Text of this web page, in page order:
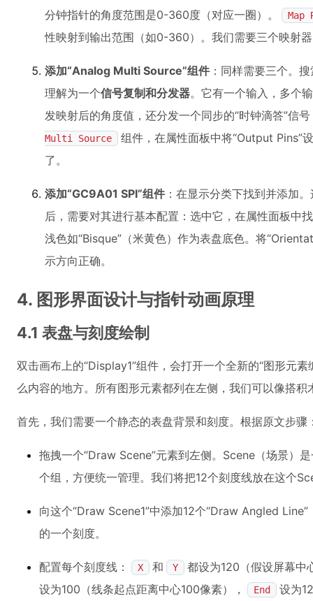
分钟指针的角度范围是0-360度（对应一圈）。 Map
性映射到输出范围（如0-360）。我们需要三个映射
添加“Analog Multi Source”组件 ：同样需要三个。
理解为一个信号复制和分发器。它有一个输入，多个
发映射后的角度值，还分发一个同步的“时钟滴答”信
Multi Source
组件，在属性面板中将“Output Pins”
了。
添加“GC9A01 SPI”组件 ：在显示分类下找到并添加
后，需要对其进行基本配置：选中它，在属性面板中
浅色如“Bisque”（米黄色）作为表盘底色。将
示方向正确。
4. 图形界面设计与指针动画原理
4.1 表盘与刻度绘制
双击画布上的“Display1”组件，会打开一个全新的“图形元
么内容的地方。所有图形元素都列在左侧，我们可以像搭积
首先，我们需要一个静态的表盘背景和刻度。根据原文步骤
拖拽一个“Draw Scene”元素到左侧。Scene（场景）
个组，方便统一管理。我们将把12个刻度线放在这个
向这个“Draw Scene1”中添加12个“Draw Angled
的一个刻度。
配置每个刻度线： X 和 Y
都设为120（假设屏幕
设为100（线条起点距离中心100像素），
End
设为